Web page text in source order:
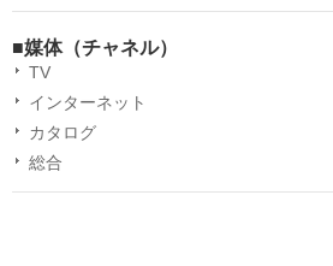
■媒体（チャネル）
TV
インターネット
カタログ
総合